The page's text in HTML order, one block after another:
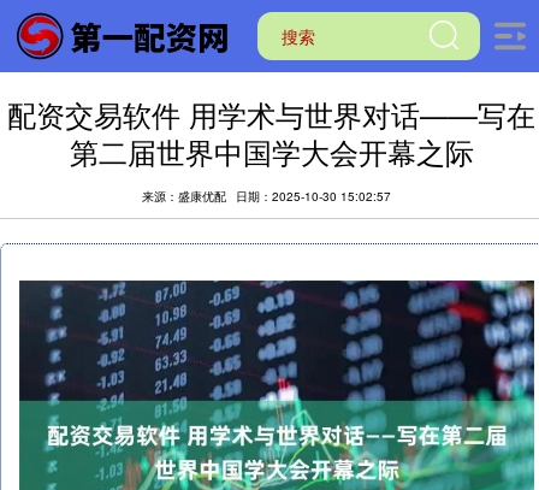
配资交易软件 用学术与世界对话——写在
第二届世界中国学大会开幕之际
来源：盛康优配 日期：2025-10-30 15:02:57